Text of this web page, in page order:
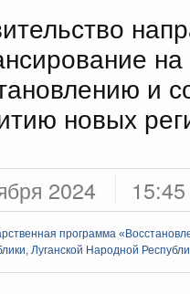
и
новых
2024 15:45
программа
Луганской Народной
Демография
Здоровье
Культура
Государство
программы